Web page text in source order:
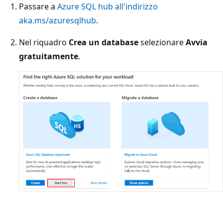
Passare a Azure SQL hub all'indirizzo
aka.ms/azuresqlhub.
Nel riquadro Crea un databaseselezionareAvvia
gratuitamente.